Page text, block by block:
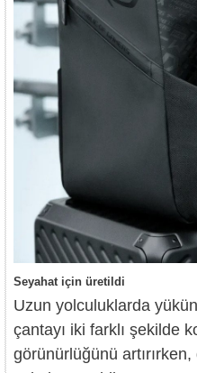
Seyahat için üretildi
Uzun yolculuklarda
çantayı iki farklı şekilde
görünürlüğünü